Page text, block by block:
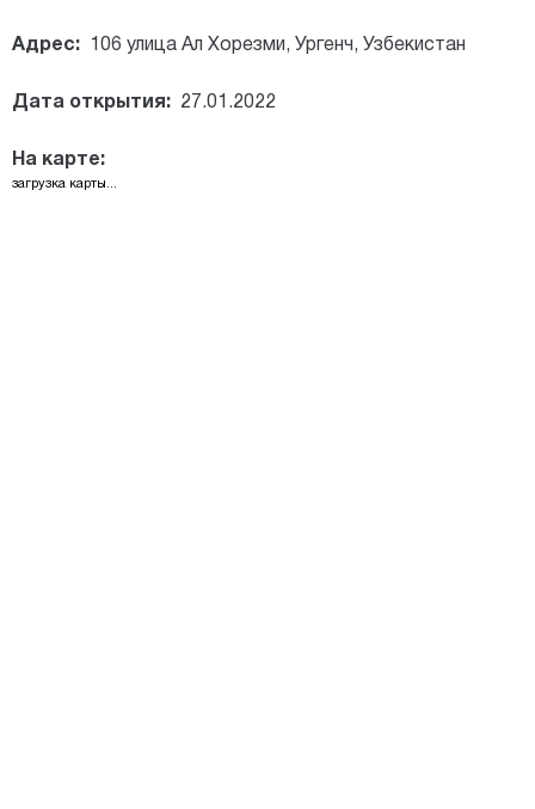
Адрес: 106 улица Ал Хорезми, Ургенч, Узбекистан
Дата открытия: 27.01.2022
На карте:
загрузка карты...